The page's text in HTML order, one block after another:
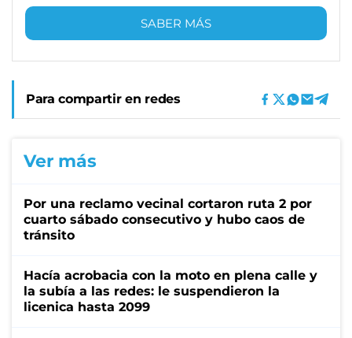
SABER MÁS
Para compartir en redes
Ver más
Por una reclamo vecinal cortaron ruta 2 por
cuarto sábado consecutivo y hubo caos de
tránsito
Hacía acrobacia con la moto en plena calle y
la subía a las redes: le suspendieron la
licenica hasta 2099